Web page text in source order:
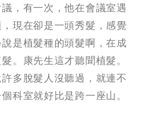
，有一次，他在會議室遇
現在卻是一頭秀髮，感覺
是植髮種的頭髮啊，在成
。康先生這才聽聞植髮。
多脫髮人沒聽過，就連不
科室就好比是跨一座山。